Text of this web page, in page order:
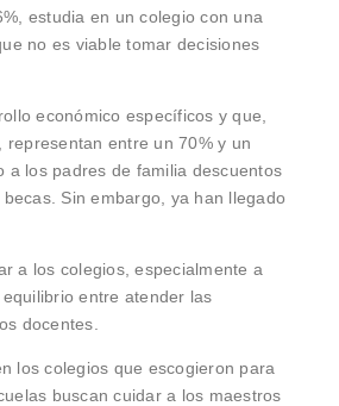
estudia en un colegio con una
no es viable tomar decisiones
económico específicos y que,
entre un 70% y un
a los padres de familia descuentos
Sin embargo, ya han llegado
a los colegios, especialmente a
entre atender las
docentes.
los colegios que escogieron para
buscan cuidar a los maestros